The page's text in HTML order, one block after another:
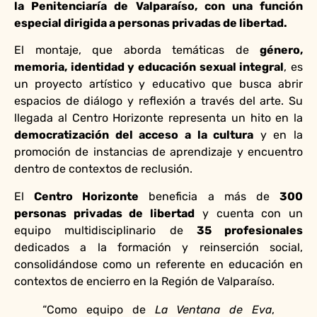
la Penitenciaría de Valparaíso, con una función
especial dirigida a personas privadas de libertad.
El montaje, que aborda temáticas de género,
memoria, identidad y educación sexual integral, es
un proyecto artístico y educativo que busca abrir
espacios de diálogo y reflexión a través del arte. Su
llegada al Centro Horizonte representa un hito en la
democratización del acceso a la cultura y en la
promoción de instancias de aprendizaje y encuentro
dentro de contextos de reclusión.
ElCentro Horizonte beneficia a más de300
personas privadas de libertad y cuenta con un
equipo multidisciplinario de 35 profesionales
dedicados a la formación y reinserción social,
consolidándose como un referente en educación en
contextos de encierro en la Región de Valparaíso.
“Como equipo de La Ventana de Eva,